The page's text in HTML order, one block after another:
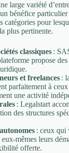
large variété
bénéfice
catégories pour
plus pertinente.
classiques :
propose des
et freelances :
parfaitement à
une activité
: Legalstart
des structures
: ceux qui
mêmes leurs
offerte.